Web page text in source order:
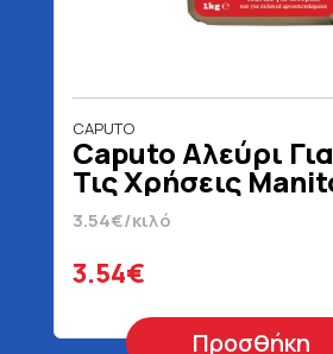
CAPUTO
Caputo Αλεύρι
Τις Χρήσεις
kg
3.54€/κιλό
3.54€
Προσθήκη